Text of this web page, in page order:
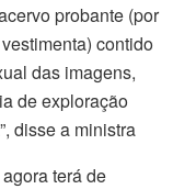
probante (por
contido
das imagens,
de exploração
disse a ministra
terá de